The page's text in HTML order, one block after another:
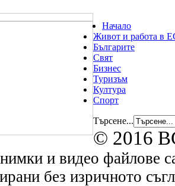
Начало
Живот и работа в
Българите
Свят
Бизнес
Туризъм
Култура
Спорт
Търсене...
© 2016
и видео файлове
без изричното